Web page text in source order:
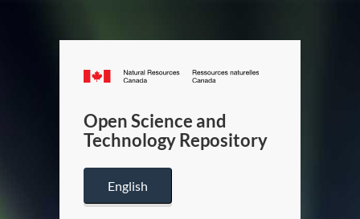
Canada.ca
/
Canada
Open Science and
Technology Repository
English